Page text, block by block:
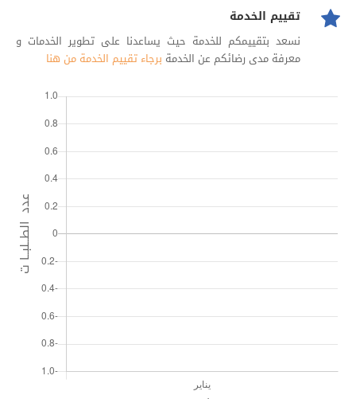
تقييم الخدمة
نسعد بتقييمكم للخدمة حيث يساعدنا على تطوير الخدمات و
معرفة مدى رضائكم عن الخدمة برجاء تقييم الخدمة من هنا